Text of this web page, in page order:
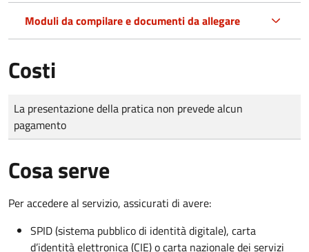
Moduli da compilare e documenti da allegare
Costi
Tipo di pagamento
Importo
La presentazione della pratica non prevede alcun
pagamento
Cosa serve
Per accedere al servizio, assicurati di avere:
SPID (sistema pubblico di identità digitale), carta
d’identità elettronica (CIE) o carta nazionale dei servizi